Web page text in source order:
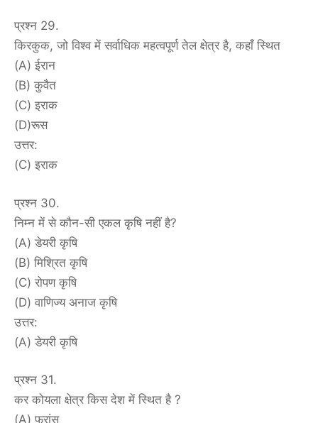
प्रश्न 29.
किरकुक, जो विश्व में सर्वाधिक महत्वपूर्ण तेल क्षेत्र है, कहाँ स्थित
(A) ईरान
(B) कुवैत
(C) इराक
(D)रूस
उत्तर:
(C) इराक
प्रश्न 30.
निम्न में से कौन-सी एकल कृषि नहीं है?
(A) डेयरी कृषि
(B) मिश्रित कृषि
(C) रोपण कृषि
(D) वाणिज्य अनाज कृषि
उत्तर:
(A) डेयरी कृषि
प्रश्न 31.
कर कोयला क्षेत्र किस देश में स्थित है ?
(A) फ्रांस